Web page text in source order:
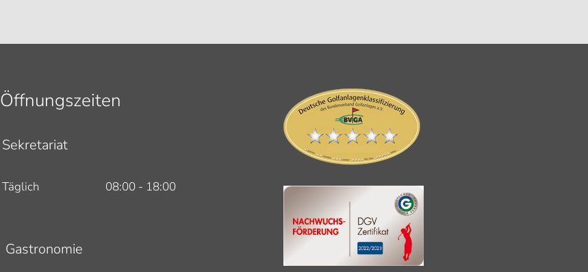
Öffnungszeiten
Sekretariat
Täglich 08:00 - 18:00
Gastronomie